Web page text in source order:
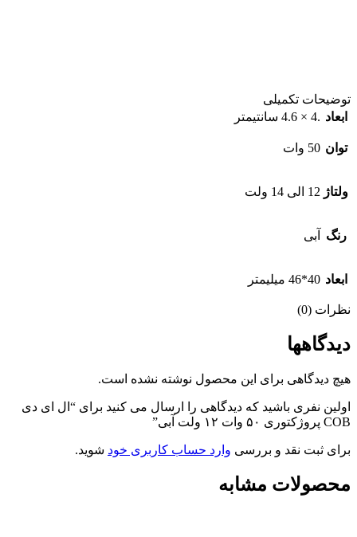
توضیحات تکمیلی
ابعاد .4 × 4.6 سانتیمتر
توان 50 وات
ولتاژ 12 الی 14 ولت
رنگ آبی
ابعاد 40*46 میلیمتر
نظرات (0)
دیدگاهها
هیچ دیدگاهی برای این محصول نوشته نشده است.
اولین نفری باشید که دیدگاهی را ارسال می کنید برای “ال ای دی
COB پروژکتوری ۵۰ وات ۱۲ ولت آبی”
برای ثبت نقد و بررسی وارد حساب کاربری خود شوید.
محصولات مشابه